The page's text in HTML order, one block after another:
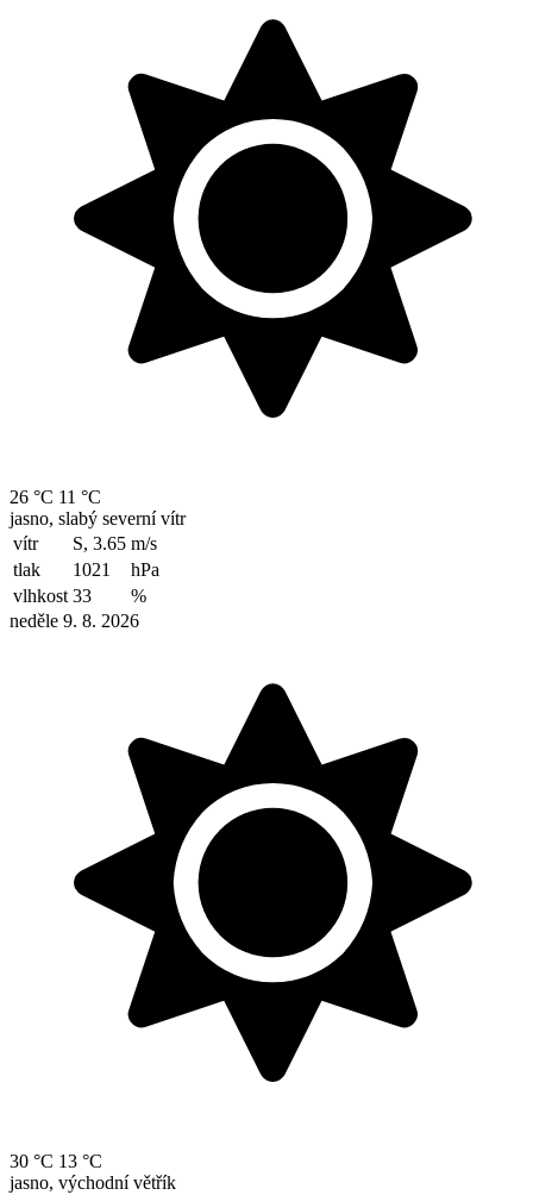
26 °C 11 °C
jasno, slabý severní vítr
vítr
S, 3.65 m/s
tlak
1021
hPa
vlhkost 33
%
neděle 9. 8. 2026
30 °C 13 °C
jasno, východní větřík